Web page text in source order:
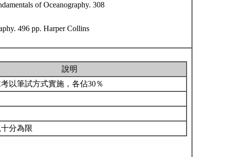
of Oceanography. 308
496 pp. Harper Collins
說明
以筆試方式實施，各佔30％
分為限